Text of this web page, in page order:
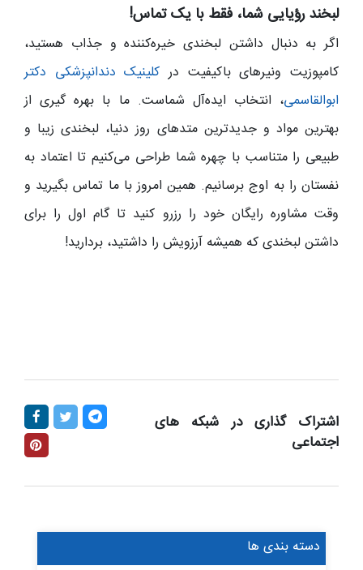
لبخند رؤیایی شما، فقط با یک تماس!
اگر به دنبال داشتن لبخندی خیره‌کننده و جذاب هستید،
کامپوزیت ونیرهای باکیفیت در کلینیک دندانپزشکی دکتر
ابوالقاسمی، انتخاب ایده‌آل شماست. ما با بهره‌ گیری از
بهترین مواد و جدیدترین متدهای روز دنیا، لبخندی زیبا و
طبیعی را متناسب با چهره شما طراحی می‌کنیم تا اعتماد به
نفستان را به اوج برسانیم. همین امروز با ما تماس بگیرید و
وقت مشاوره رایگان خود را رزرو کنید تا گام اول را برای
داشتن لبخندی که همیشه آرزویش را داشتید، بردارید!
اشتراک گذاری در شبکه های
اجتماعی
دسته بندی ها